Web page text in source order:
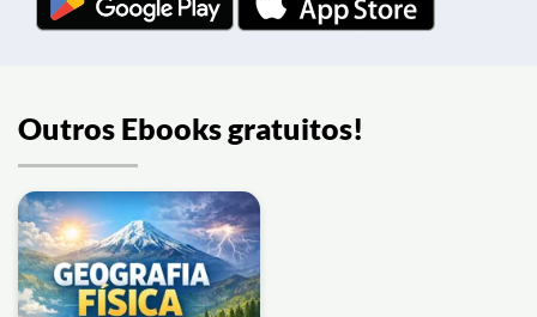
Outros Ebooks gratuitos!